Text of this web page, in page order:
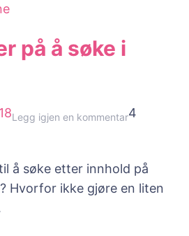
på å søke i
Legg igjen en kommentartil
på
å
4
å søke etter innhold på
Hvorfor ikke gjøre en liten